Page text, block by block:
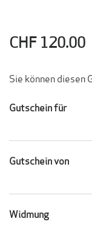
CHF 120.00
Sie können diesen
Gutschein für
Gutschein von
Widmung